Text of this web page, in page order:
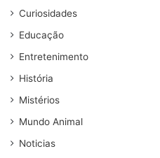
Curiosidades
Educação
Entretenimento
História
Mistérios
Mundo Animal
Noticias